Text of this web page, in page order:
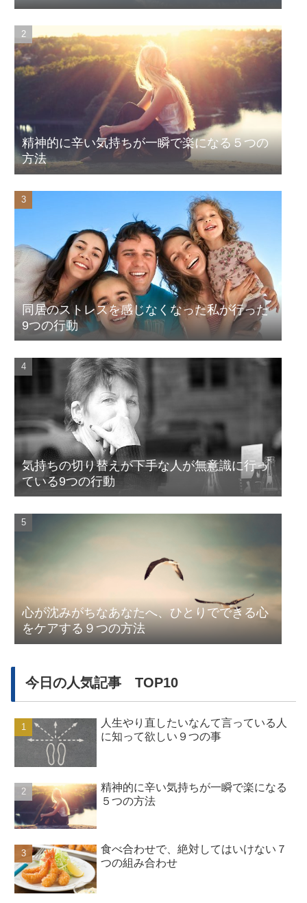
精神的に辛い気持ちが一瞬で楽になる５つの
方法
同居のストレスを感じなくなった私が行った
9つの行動
気持ちの切り替えが下手な人が無意識に行っ
ている9つの行動
心が沈みがちなあなたへ、ひとりでできる心
をケアする９つの方法
今日の人気記事 TOP10
人生やり直したいなんて言っている人
に知って欲しい９つの事
精神的に辛い気持ちが一瞬で楽になる
５つの方法
食べ合わせで、絶対してはいけない７
つの組み合わせ